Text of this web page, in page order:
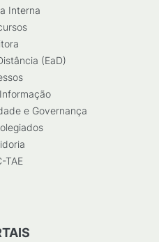
Interna
(EaD)
e Governança
TAE